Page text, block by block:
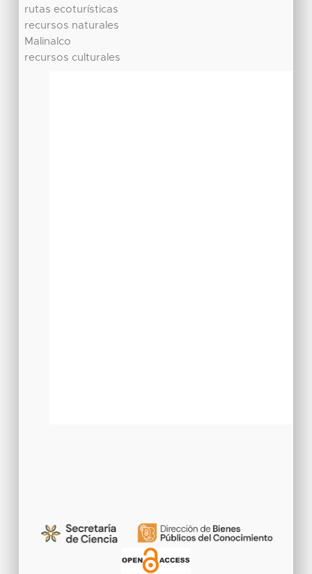
rutas ecoturísticas
recursos naturales
Malinalco
recursos culturales